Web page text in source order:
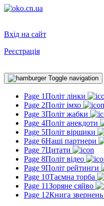
Вхід на сайт
Реєстрація
Toggle navigation
Page 1Політ лінки
Page 2Політ імхо
Page 3Політ жабки
Page 4Політ анекдоти
Page 5Політ віршики
Page 6Наші партнери
Page 7Цитати
Page 8Політ відео
Page 9Політ рейтинги
Page 10Таємна торба
Page 11Зоряне сяйво
Page 12Книга звернень